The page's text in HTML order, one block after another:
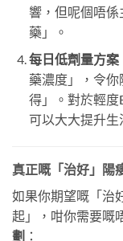
響，但呢個唔
藥」。
每日低劑量方案
藥濃度」，令
得」。對於輕度
可以大大提升生
真正嘅「治好」陽
如果你期望嘅「治
起」，咁你需要嘅
劃 ：